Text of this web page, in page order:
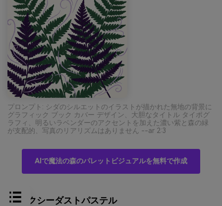
プロンプト: シダのシルエットのイラストが描かれた無地の背景に
グラフィック ブック カバー デザイン、大胆なタイトル タイポグ
ラフィ、明るいラベンダーのアクセントを加えた濃い紫と森の緑
が支配的、写真のリアリズムはありません --ar 2:3
AIで魔法の森のパレットビジュアルを無料で作成
9) ピクシーダストパステル